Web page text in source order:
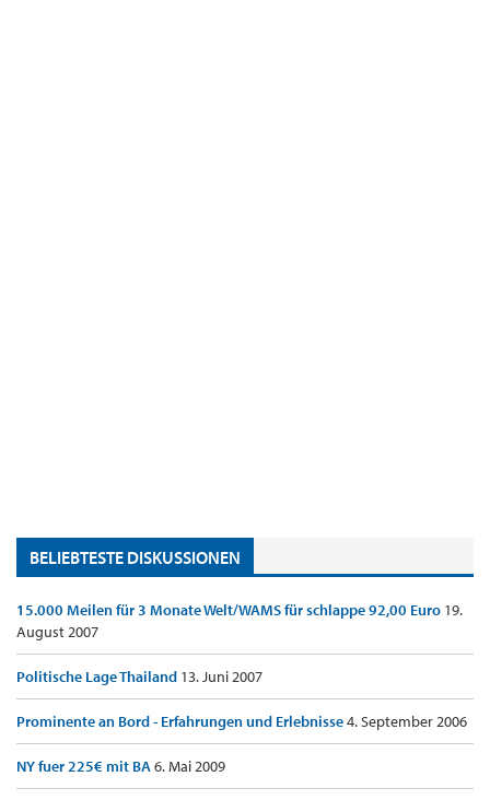
BELIEBTESTE DISKUSSIONEN
15.000 Meilen für 3 Monate Welt/WAMS für schlappe 92,00 Euro 19.
August 2007
Politische Lage Thailand 13. Juni 2007
Prominente an Bord - Erfahrungen und Erlebnisse4. September 2006
NY fuer 225€ mit BA6. Mai 2009